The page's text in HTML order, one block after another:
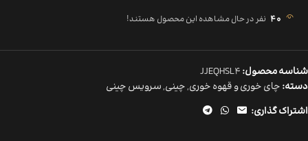
40 نفر در حال مشاهده این محصول هستند!
شناسه محصول:JJEQHSL4
دسته:چای خوری و قهوه خوری,چینی,سرویس چینی
اشتراک گذاری: